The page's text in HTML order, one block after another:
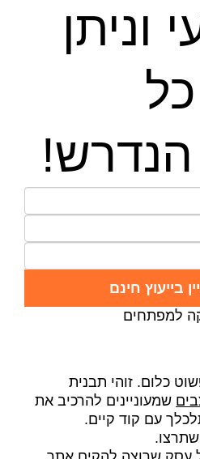
וניתן
בייעוץ חינם
למפתחים
כלום. זוהי תבנית
שמעוניינים להרכיב את
עם קוד קיים.